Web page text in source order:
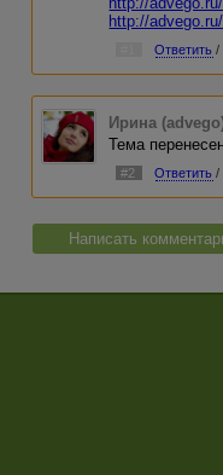
http://
Ответить /
Ирина
Тема
#2 Ответить /
Написать